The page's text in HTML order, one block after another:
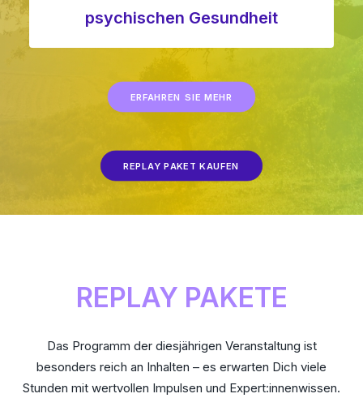
psychischen Gesundheit
ERFAHREN SIE MEHR
REPLAY PAKET KAUFEN
REPLAY PAKETE
Das Programm der diesjährigen Veranstaltung ist
besonders reich an Inhalten – es erwarten Dich viele
Stunden mit wertvollen Impulsen und Expert:innenwissen.